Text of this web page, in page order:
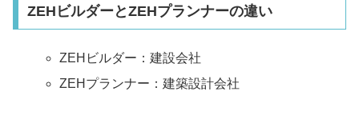
ZEHビルダーとZEHプランナーの違い
ZEHビルダー：建設会社
ZEHプランナー：建築設計会社